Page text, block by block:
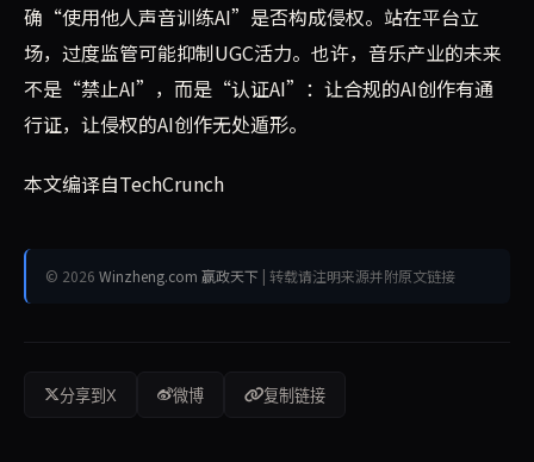
确“使用他人声音训练AI”是否构成侵权。站在平台立
场，过度监管可能抑制UGC活力。也许，音乐产业的未来
不是“禁止AI”，而是“认证AI”：让合规的AI创作有通
行证，让侵权的AI创作无处遁形。
本文编译自TechCrunch
© 2026 Winzheng.com 赢政天下 | 转载请注明来源并附原文链接
分享到X 微博 复制链接